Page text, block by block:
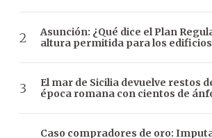
Asunción: ¿Qué dice el Plan
altura permitida para los
El mar de Sicilia devuelve restos
época romana con cientos de
Caso compradores de oro: